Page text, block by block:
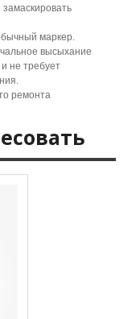
маркер.
высыхание
не требует
ремонта